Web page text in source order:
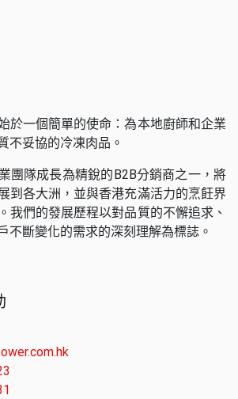
於一個簡單的使命：為本地廚師和企業
不妥協的冷凍肉品。
團隊成長為精銳的B2B分銷商之一，將
到各大洲，並與香港充滿活力的烹飪界
我們的發展歷程以對品質的不懈追求、
不斷變化的需求的深刻理解為標誌。